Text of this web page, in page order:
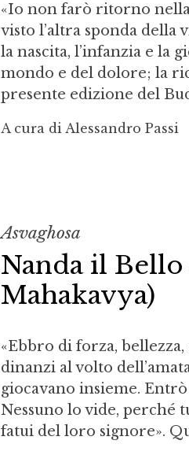
«Io non farò ritorno nella
visto l’altra sponda della
la nascita, l’infanzia e la
mondo e del dolore; la
presente edizione del
A cura di Alessandro Passi
Asvaghosa
Nanda il Bello
Mahakavya)
«Ebbro di forza,
dinanzi al volto
giocavano insieme.
Nessuno lo vide, perché
fatui del loro signore».